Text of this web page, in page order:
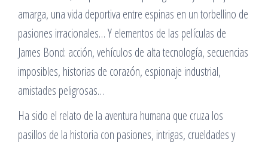
amarga, una vida deportiva entre espinas en un torbellino de
pasiones irracionales… Y elementos de las películas de
James Bond: acción, vehículos de alta tecnología, secuencias
imposibles, historias de corazón, espionaje industrial,
amistades peligrosas…
Ha sido el relato de la aventura humana que cruza los
pasillos de la historia con pasiones, intrigas, crueldades y